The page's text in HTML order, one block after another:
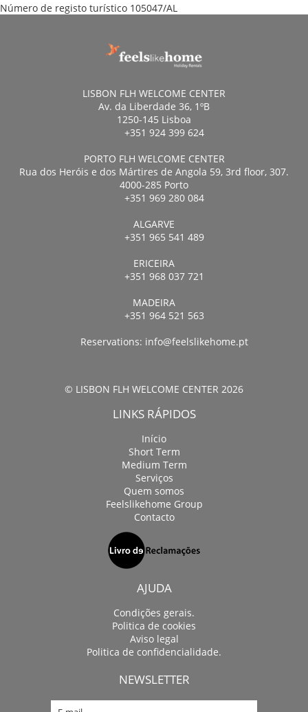
Número de registo turístico 105047/AL
LISBON FLH WELCOME CENTER
Av. da Liberdade 36, 1ºB
1250-145 Lisboa
+351 924 399 624
PORTO FLH WELCOME CENTER
Rua dos Heróis e dos Mártires de Angola 59, 3rd floor, 307.
4000-285 Porto
+351 969 280 084
ALGARVE
+351 965 541 489
ERICEIRA
+351 968 037 721
MADEIRA
+351 964 521 563
Reservations: info@feelslikehome.pt
© LISBON FLH WELCOME CENTER 2026
LINKS RÁPIDOS
Início
Short Term
Medium Term
Serviços
Quem somos
Feelslikehome Group
Contacto
AJUDA
Condições gerais.
Politica de cookies
Aviso legal
Politica de confidencialidade.
NEWSLETTER